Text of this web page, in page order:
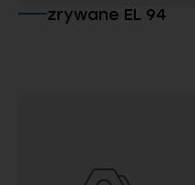
zrywane EL 94